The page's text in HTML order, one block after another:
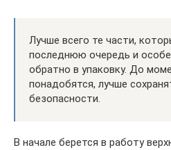
Лучше всего те части,
последнюю очередь и
обратно в упаковку. До
понадобятся, лучше
безопасности.
В начале берется в работу